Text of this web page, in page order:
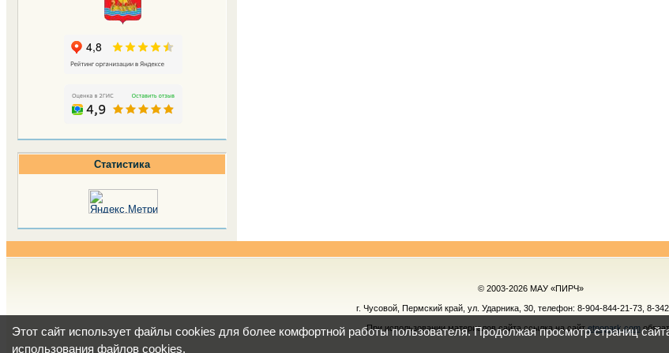
Статистика
© 2003-2026 МАУ «ПИРЧ»
г. Чусовой, Пермский край, ул. Ударника, 30, телефон: 8-904-844-21-73, 8-
При использовании материалов сайта ссылка на сайтetnopark.com
Этот сайт использует файлы cookies для более комфортной работы пользователя. Продолжая просмотр страниц
использования файлов cookies.